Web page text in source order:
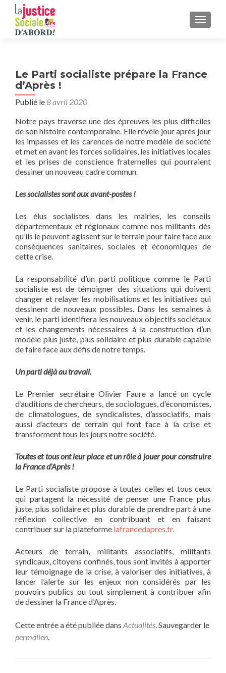
Le Parti socialiste prépare la France
d’Après !
Publié le8 avril 2020
Notre pays traverse une des épreuves les plus difficiles
de son histoire contemporaine. Elle révèle jour après jour
les impasses et les carences de notre modèle de société
et met en avant les forces solidaires, les initiatives locales
et les prises de conscience fraternelles qui pourraient
dessiner un nouveau cadre commun.
Les socialistes sont aux avant-postes !
Les élus socialistes dans les mairies, les conseils
départementaux et régionaux comme nos militants dès
qu’ils le peuvent agissent sur le terrain pour faire face aux
conséquences sanitaires, sociales et économiques de
cette crise.
La responsabilité d’un parti politique comme le Parti
socialiste est de témoigner des situations qui doivent
changer et relayer les mobilisations et les initiatives qui
dessinent de nouveaux possibles. Dans les semaines à
venir, le parti identifiera les nouveaux objectifs sociétaux
et les changements nécessaires à la construction d’un
modèle plus juste, plus solidaire et plus durable capable
de faire face aux défis de notre temps.
Un parti déjà au travail.
Le Premier secrétaire Olivier Faure a lancé un cycle
d’auditions de chercheurs, de sociologues, d’économistes,
de climatologues, de syndicalistes, d’associatifs, mais
aussi d’acteurs de terrain qui font face à la crise et
transforment tous les jours notre société.
Toutes et tous ont leur place et un rôle à jouer pour construire
la France d’Après !
Le Parti socialiste propose à toutes celles et tous ceux
qui partagent la nécessité de penser une France plus
juste, plus solidaire et plus durable de prendre part à une
réflexion collective en contribuant et en faisant
contribuer sur la plateforme lafrancedapres.fr.
Acteurs de terrain, militants associatifs, militants
syndicaux, citoyens confinés, tous sont invités à apporter
leur témoignage de la crise, à valoriser des initiatives, à
lancer l’alerte sur les enjeux non considérés par les
pouvoirs publics ou tout simplement à contribuer afin
de dessiner la France d’Après.
Cette entrée a été publiée dans Actualités. Sauvegarder le
permalien.